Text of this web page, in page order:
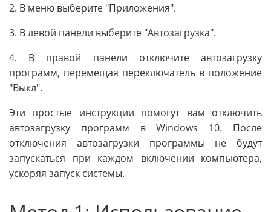
2. В меню выберите "Приложения".
3. В левой панели выберите "Автозагрузка".
4. В правой панели отключите автозагрузку
программ, перемещая переключатель в положение
"Выкл".
Эти простые инструкции помогут вам отключить
автозагрузку программ в Windows 10. После
отключения автозагрузки программы не будут
запускаться при каждом включении компьютера,
ускоряя запуск системы.